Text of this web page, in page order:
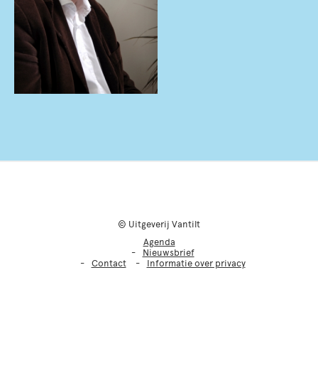
© Uitgeverij Vantilt
Agenda
Nieuwsbrief
Contact
Informatie over privacy